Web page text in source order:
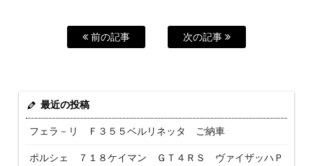
前の記事 次の記事
最近の投稿
フェラ－リ Ｆ３５５ベルリネッタ ご納車
ポルシェ ７１８ケイマン ＧＴ４ＲＳ ヴァイザッハＰ